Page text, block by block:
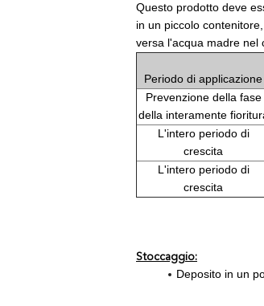
Questo prodotto deve
in un piccolo
versa l'acqua madre nel
Periodo di applicazione
Prevenzione della fase
della interamente
L'intero periodo di
crescita
L'intero periodo di
crescita
Stoccaggio:
Deposito in un